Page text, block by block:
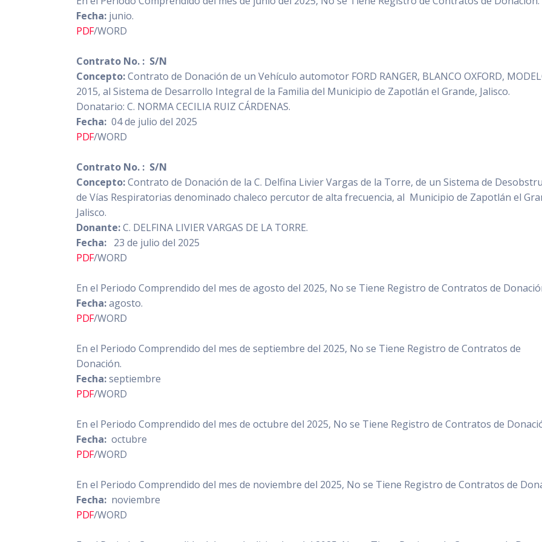
Fecha: junio.
PDF/WORD
Contrato No. : S/N
Concepto:Contrato de Donación de un Vehículo automotor FORD RANGER, BLANCO OXFORD,
2015, al Sistema de Desarrollo Integral de la Familia del Municipio de Zapotlán el Grande, Jalisco.
Donatario: C. NORMA CECILIA RUIZ CÁRDENAS.
Fecha: 04 de julio del 2025
PDF/WORD
Contrato No. : S/N
Concepto:Contrato de Donación de la C. Delfina Livier Vargas de la Torre, de un Sistema de
de Vías Respiratorias denominado chaleco percutor de alta frecuencia, al Municipio de Zapotlán el
Jalisco.
Donante:C. DELFINA LIVIER VARGAS DE LA TORRE.
Fecha: 23 de julio del 2025
PDF/WORD
En el Periodo Comprendido del mes de agosto del 2025, No se Tiene Registro de Contratos de
Fecha:agosto.
PDF/WORD
En el Periodo Comprendido del mes de septiembre del 2025, No se Tiene Registro de Contratos de
Donación.
Fecha:septiembre
PDF/WORD
En el Periodo Comprendido del mes de octubre del 2025, No se Tiene Registro de Contratos de
Fecha: octubre
PDF/WORD
En el Periodo Comprendido del mes de noviembre del 2025, No se Tiene Registro de Contratos de
Fecha: noviembre
PDF/WORD